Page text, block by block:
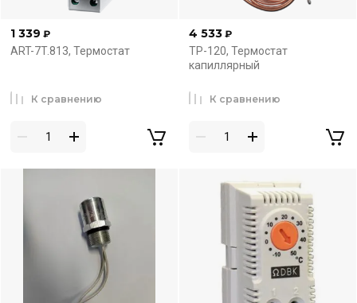
1 339 ₽
ART-7T.813, Термостат
К сравнению
4 533 ₽
ТР-120, Термостат
капиллярный
К сравнению